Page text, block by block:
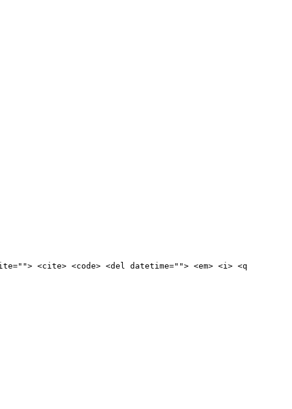
<cite> <code> <del datetime=""> <em> <i> <q